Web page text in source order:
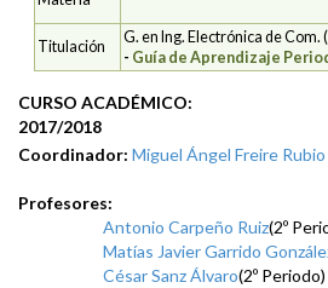
Titulación
G. en Ing. Electrónica de Com.
- Guía de Aprendizaje
CURSO ACADÉMICO:
2017/2018
Coordinador: Miguel Ángel Freire Rubio
Profesores:
Antonio Carpeño Ruiz(2º
Matías Javier Garrido
César Sanz Álvaro(2º Periodo)